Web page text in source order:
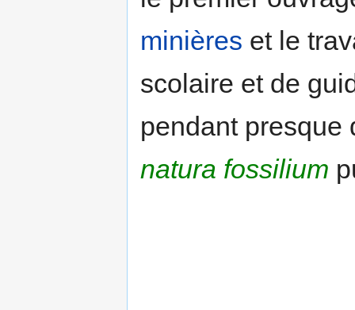
minières et le
scolaire et de
pendant
natura fossilium